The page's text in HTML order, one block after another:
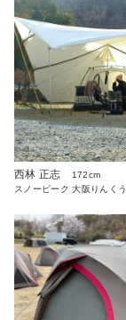
西林 正志
172cm
スノーピーク 大阪りんくう